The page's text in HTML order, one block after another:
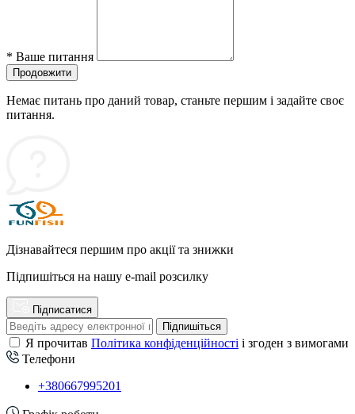
* Ваше питання
Продовжити
Немає питань про даний товар, станьте першим і задайте своє
питання.
Дізнавайтеся першим про акції та знижки
Підпишіться на нашу e-mail розсилку
Підписатися
Підпишіться
Я прочитав Політика конфіденційності і згоден з вимогами
Телефони
+380667995201